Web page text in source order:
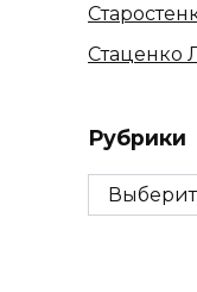
Стаценко
Рубрики
Рубрики